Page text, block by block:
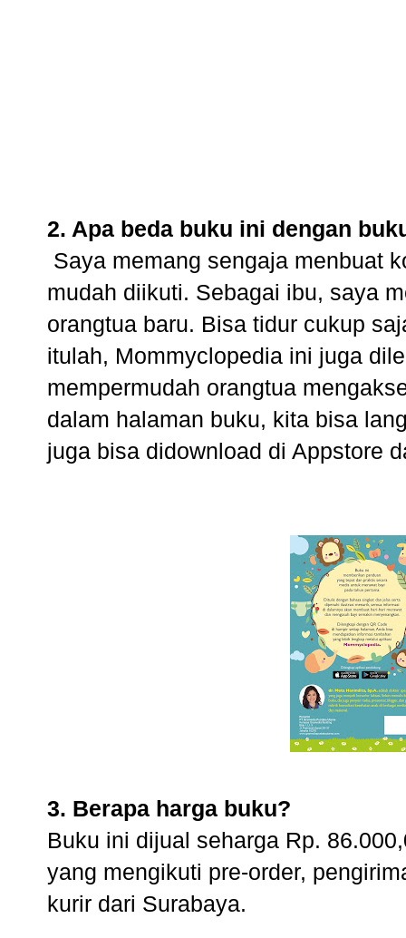
2. Apa beda buku ini dengan
Saya memang sengaja menbuat
mudah diikuti. Sebagai ibu, saya
orangtua baru. Bisa tidur cukup
itulah, Mommyclopedia ini juga
mempermudah orangtua
dalam halaman buku, kita bisa
juga bisa didownload di Appstore
3. Berapa harga buku?
Buku ini dijual seharga Rp.
yang mengikuti pre-order,
kurir dari Surabaya.